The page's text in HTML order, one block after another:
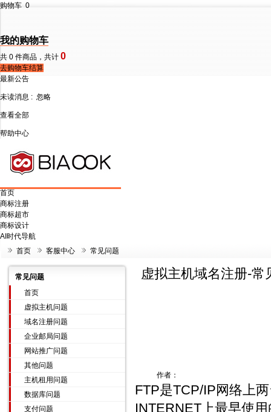
购物车 0
我的购物车
共 0 件商品，共计 0
去购物车结算
最新公告
未读消息 : 忽略
查看全部
帮助中心
首页
商标注册
商标超市
商标设计
AI时代导航
首页
客服中心 常见问题
常见问题
首页
虚拟主机问题
域名注册问题
企业邮局问题
网站推广问题
其他问题
主机租用问题
数据库问题
支付问题
虚拟主机域名注册-常
作者：
FTP是TCP/IP网络上
INTERNET上最早使